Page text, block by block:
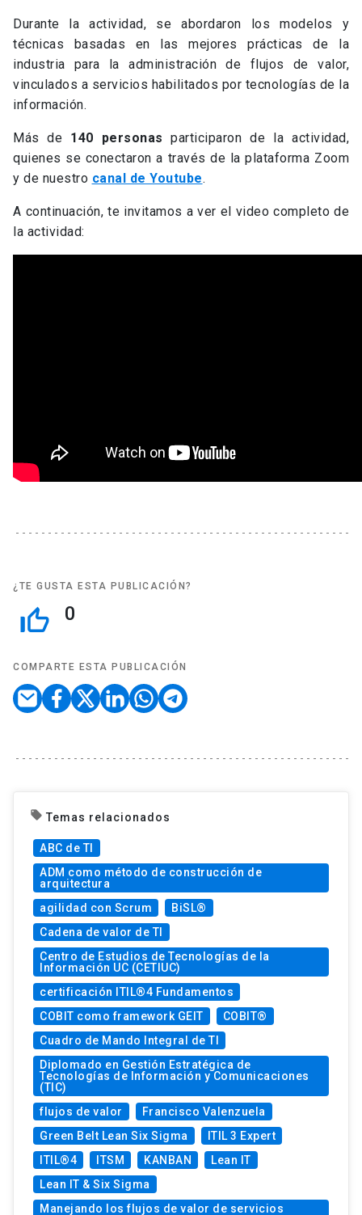
Durante la actividad, se abordaron los modelos y
técnicas basadas en las mejores prácticas de la
industria para la administración de flujos de valor,
vinculados a servicios habilitados por tecnologías de la
información.
Más de 140 personas participaron de la actividad,
quienes se conectaron a través de la plataforma Zoom
y de nuestro canal de Youtube.
A continuación, te invitamos a ver el video completo de
la actividad:
¿TE GUSTA ESTA PUBLICACIÓN?
thumb_up_off_alt 0
COMPARTE ESTA PUBLICACIÓN
local_offer Temas relacionados
ABC de TI
ADM como método de construcción de
arquitectura
agilidad con Scrum
BiSL®
Cadena de valor de TI
Centro de Estudios de Tecnologías de la
Información UC (CETIUC)
certificación ITIL®4 Fundamentos
COBIT como framework GEIT
COBIT®
Cuadro de Mando Integral de TI
Diplomado en Gestión Estratégica de
Tecnologías de Información y Comunicaciones
(TIC)
flujos de valor
Francisco Valenzuela
Green Belt Lean Six Sigma
ITIL 3 Expert
ITIL®4
ITSM KANBAN
Lean IT
Lean IT & Six Sigma
Manejando los flujos de valor de servicios